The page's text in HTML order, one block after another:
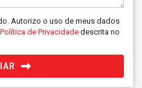
Autorizo o uso de meus dados
Política de Privacidade descrita no